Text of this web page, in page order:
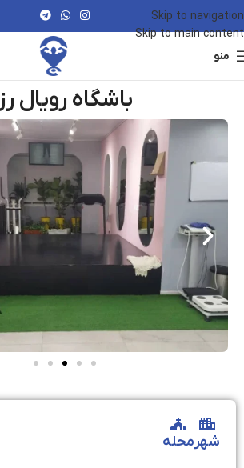
Skip to navigation
Skip to main content
منو
باشگاه رویال رز
شهرمحله